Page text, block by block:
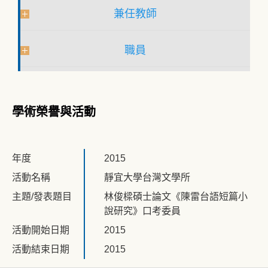
兼任教師
職員
學術榮譽與活動
年度
2015
活動名稱
靜宜大學台灣文學所
主題/發表題目
林俊樑碩士論文《陳雷台語短篇小
說研究》口考委員
活動開始日期
2015
活動結束日期
2015